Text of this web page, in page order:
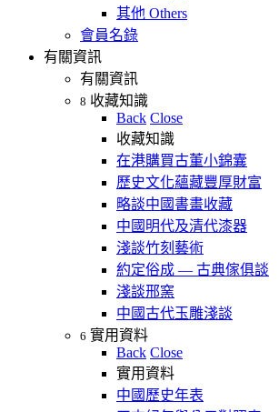
其他 Others
會員名錄
有關資訊
有關資訊
8 收藏知識
Back Close
收藏知識
在港購買古董小錦囊
歷史文化蘊藏豐厚財富
略談中國書畫收藏
中國明代及清代漆器
淺談竹刻藝術
約定俗成 — 古典傢俱談
淺談邢窯
中國古代玉雕淺談
6 實用資料
Back Close
實用資料
中國歷史年表